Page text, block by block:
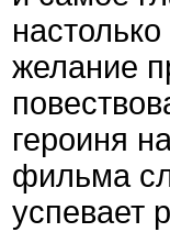
желание
героиня
фильма
успевает